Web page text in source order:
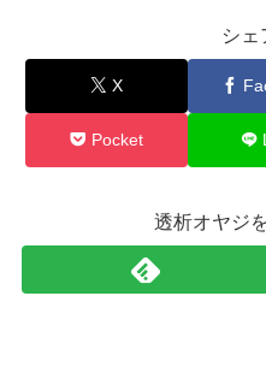
シェ
X
Pocket
透析オヤジ